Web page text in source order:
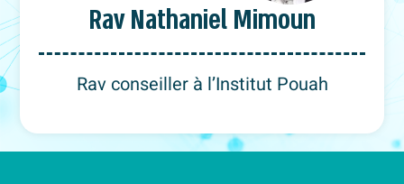
Rav Nathaniel Mimoun
Rav conseiller à l’Institut Pouah